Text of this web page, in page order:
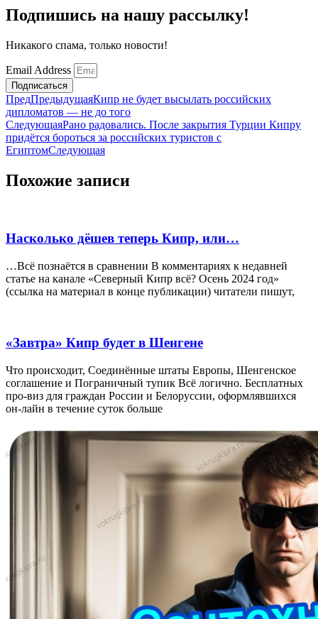
Подпишись на нашу рассылку!
Никакого спама, только новости!
Email Address
Подписаться
ПредПредыдущаяКипр не будет высылать российских
дипломатов — не до того
СледующаяРано радовались. После закрытия Турции Кипру
придётся бороться за российских туристов с
ЕгиптомСледующая
Похожие записи
Насколько дёшев теперь Кипр, или…
…Всё познаётся в сравнении В комментариях к недавней
статье на канале «Северный Кипр всё? Осень 2024 год»
(ссылка на материал в конце публикации) читатели пишут,
«Завтра» Кипр будет в Шенгене
Что происходит, Соединённые штаты Европы, Шенгенское
соглашение и Пограничный тупик Всё логично. Бесплатных
про-виз для граждан России и Белоруссии, оформлявшихся
он-лайн в течение суток больше